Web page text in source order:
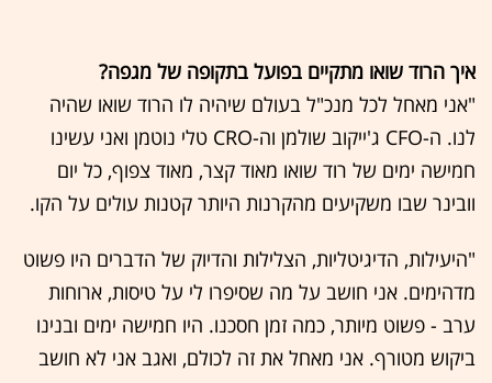
איך הרוד שואו מתקיים בפועל בתקופה של מגפה?
"אני מאחל לכל מנכ"ל בעולם שיהיה לו הרוד שואו שהיה
לנו. ה-CFO ג'ייקוב שולמן וה-CRO טלי נוטמן ואני עשינו
חמישה ימים של רוד שואו מאוד קצר, מאוד צפוף, כל יום
וובינר שבו משקיעים מהקרנות היותר קטנות עולים על הקו.
"היעילות, הדיגיטליות, הצלילות והדיוק של הדברים היו פשוט
מדהימים. אני חושב על מה שסיפרו לי על טיסות, ארוחות
ערב - פשוט מיותר, כמה זמן חסכנו. היו חמישה ימים ובנינו
ביקוש מטורף. אני מאחל את זה לכולם, ואגב אני לא חושב